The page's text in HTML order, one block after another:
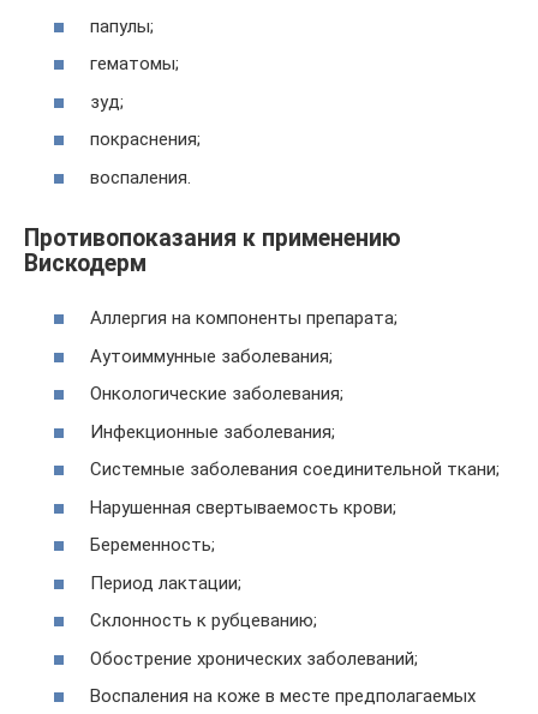
папулы;
гематомы;
зуд;
покраснения;
воспаления.
Противопоказания к применению
Вискодерм
Аллергия на компоненты препарата;
Аутоиммунные заболевания;
Онкологические заболевания;
Инфекционные заболевания;
Системные заболевания соединительной ткани;
Нарушенная свертываемость крови;
Беременность;
Период лактации;
Склонность к рубцеванию;
Обострение хронических заболеваний;
Воспаления на коже в месте предполагаемых